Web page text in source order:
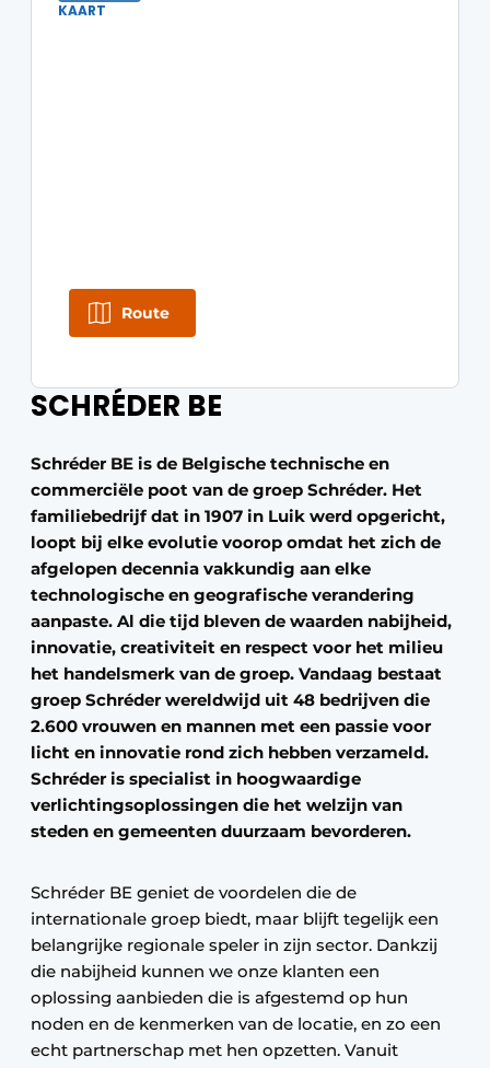
SCHRÉDER BE
Schréder BE is de Belgische technische en
commerciële poot van de groep Schréder. Het
familiebedrijf dat in 1907 in Luik werd opgericht,
loopt bij elke evolutie voorop omdat het zich de
afgelopen decennia vakkundig aan elke
technologische en geografische verandering
aanpaste. Al die tijd bleven de waarden nabijheid,
innovatie, creativiteit en respect voor het milieu
het handelsmerk van de groep. Vandaag bestaat
groep Schréder wereldwijd uit 48 bedrijven die
2.600 vrouwen en mannen met een passie voor
licht en innovatie rond zich hebben verzameld.
Schréder is specialist in hoogwaardige
verlichtingsoplossingen die het welzijn van
steden en gemeenten duurzaam bevorderen.
Schréder BE geniet de voordelen die de
internationale groep biedt, maar blijft tegelijk een
belangrijke regionale speler in zijn sector. Dankzij
die nabijheid kunnen we onze klanten een
oplossing aanbieden die is afgestemd op hun
noden en de kenmerken van de locatie, en zo een
echt partnerschap met hen opzetten. Vanuit
KAART
Route